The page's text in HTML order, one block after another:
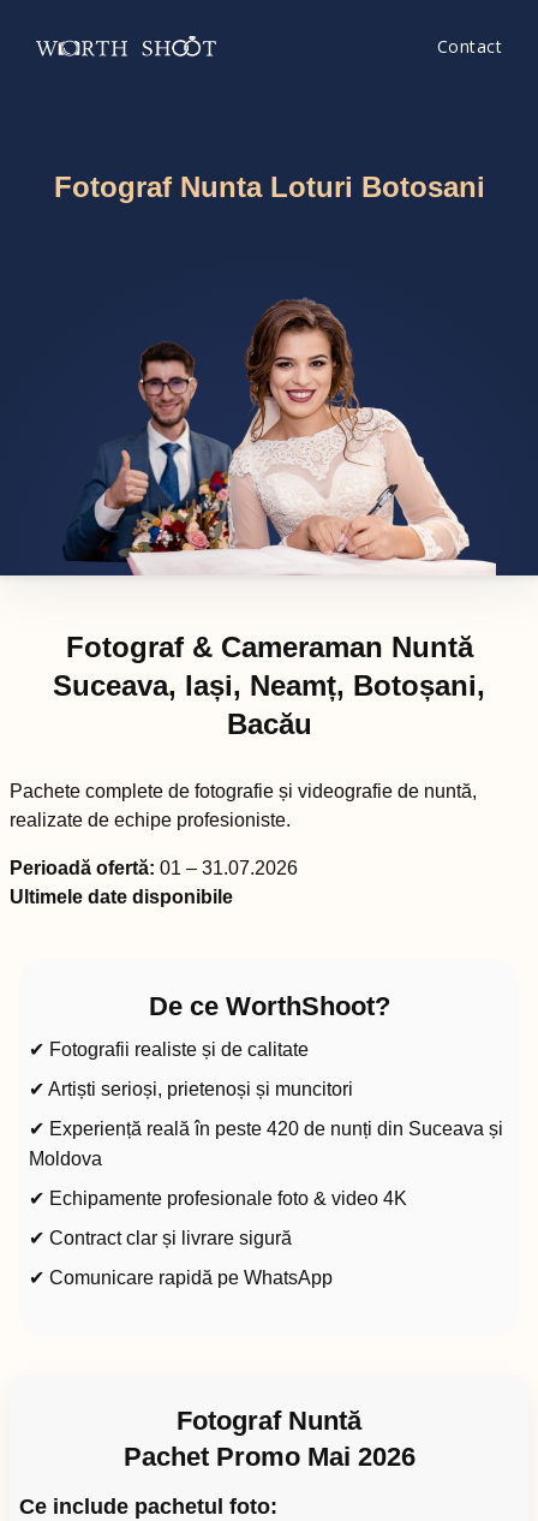
Contact
Fotograf Nunta Loturi Botosani
Fotograf & Cameraman Nuntă
Suceava, Iași, Neamț, Botoșani,
Bacău
Pachete complete de fotografie și videografie de nuntă,
realizate de echipe profesioniste.
Perioadă ofertă: 01 – 31.07.2026
Ultimele date disponibile
De ce WorthShoot?
✔ Fotografii realiste și de calitate
✔ Artiști serioși, prietenoși și muncitori
✔ Experiență reală în peste 420 de nunți din Suceava și
Moldova
✔ Echipamente profesionale foto & video 4K
✔ Contract clar și livrare sigură
✔ Comunicare rapidă pe WhatsApp
Fotograf Nuntă
Pachet Promo Mai 2026
Ce include pachetul foto: